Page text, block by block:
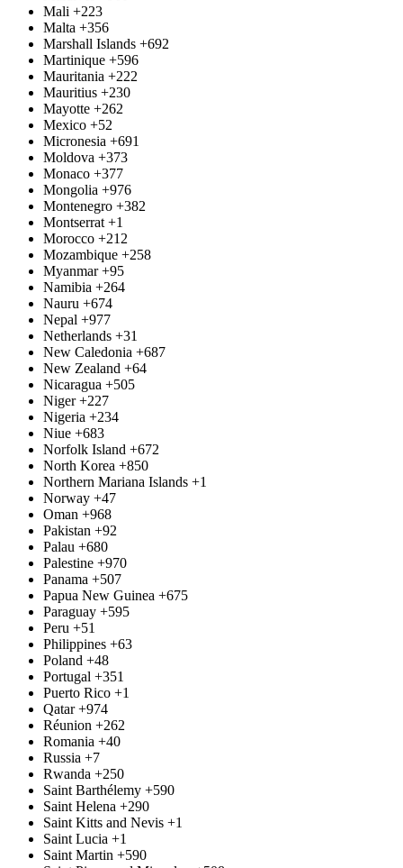
Mali +223
Malta +356
Marshall Islands +692
Martinique +596
Mauritania +222
Mauritius +230
Mayotte +262
Mexico +52
Micronesia +691
Moldova +373
Monaco +377
Mongolia +976
Montenegro +382
Montserrat +1
Morocco +212
Mozambique +258
Myanmar +95
Namibia +264
Nauru +674
Nepal +977
Netherlands +31
New Caledonia +687
New Zealand +64
Nicaragua +505
Niger +227
Nigeria +234
Niue +683
Norfolk Island +672
North Korea +850
Northern Mariana Islands +1
Norway +47
Oman +968
Pakistan +92
Palau +680
Palestine +970
Panama +507
Papua New Guinea +675
Paraguay +595
Peru +51
Philippines +63
Poland +48
Portugal +351
Puerto Rico +1
Qatar +974
Réunion +262
Romania +40
Russia +7
Rwanda +250
Saint Barthélemy +590
Saint Helena +290
Saint Kitts and Nevis +1
Saint Lucia +1
Saint Martin +590